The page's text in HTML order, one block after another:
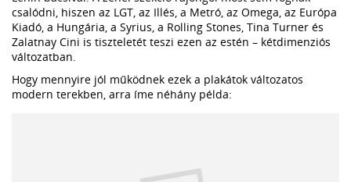
csalódni, hiszen az LGT, az Illés, a Metró, az Omega, az Európa
Kiadó, a Hungária, a Syrius, a Rolling Stones, Tina Turner és
Zalatnay Cini is tiszteletét teszi ezen az estén – kétdimenziós
változatban.
Hogy mennyire jól működnek ezek a plakátok változatos
modern terekben, arra íme néhány példa: